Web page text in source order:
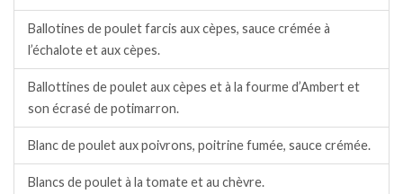
Ballotines de poulet farcis aux cèpes, sauce crémée à
l’échalote et aux cèpes.
Ballottines de poulet aux cèpes et à la fourme d’Ambert et
son écrasé de potimarron.
Blanc de poulet aux poivrons, poitrine fumée, sauce crémée.
Blancs de poulet à la tomate et au chèvre.